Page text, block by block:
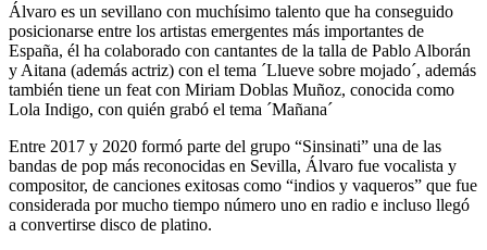
Álvaro es un sevillano con muchísimo talento que ha conseguido
posicionarse entre los artistas emergentes más importantes de
España, él ha colaborado con cantantes de la talla de Pablo Alborán
y Aitana (además actriz) con el tema ´Llueve sobre mojado´, además
también tiene un feat con Miriam Doblas Muñoz, conocida como
Lola Indigo, con quién grabó el tema ´Mañana´
Entre 2017 y 2020 formó parte del grupo “Sinsinati” una de las
bandas de pop más reconocidas en Sevilla, Álvaro fue vocalista y
compositor, de canciones exitosas como “indios y vaqueros” que fue
considerada por mucho tiempo número uno en radio e incluso llegó
a convertirse disco de platino.